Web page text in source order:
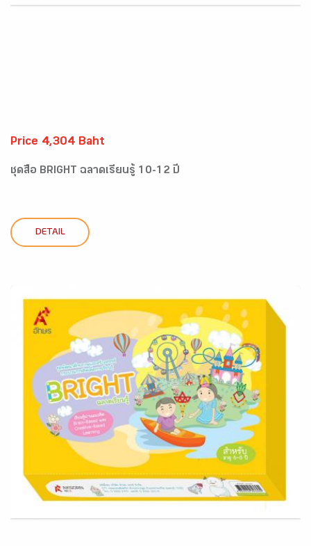
Price 4,304 Baht
ชุดสื่อ BRIGHT ฉลาดเรียนรู้ 10-12 ปี
DETAIL